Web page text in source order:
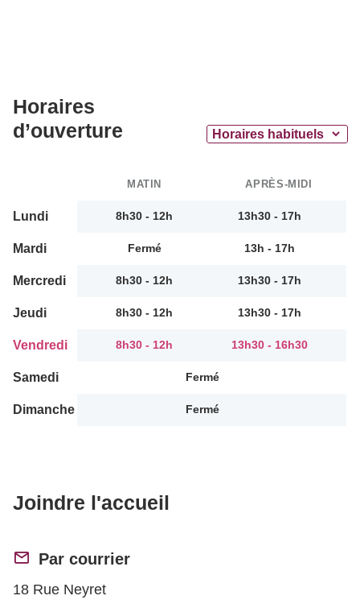
Horaires
d’ouverture
MATIN APRÈS-MIDI
Lundi 8h30 - 12h 13h30 - 17h
Mardi Fermé 13h - 17h
Mercredi 8h30 - 12h 13h30 - 17h
Jeudi 8h30 - 12h 13h30 - 17h
Vendredi 8h30 - 12h 13h30 - 16h30
Samedi Fermé
Dimanche Fermé
Joindre l'accueil
Par courrier
18 Rue Neyret